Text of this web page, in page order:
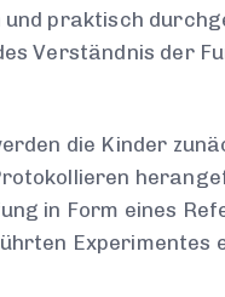
praktisch
Verständnis der
die Kinder
in Form eines
Experimentes